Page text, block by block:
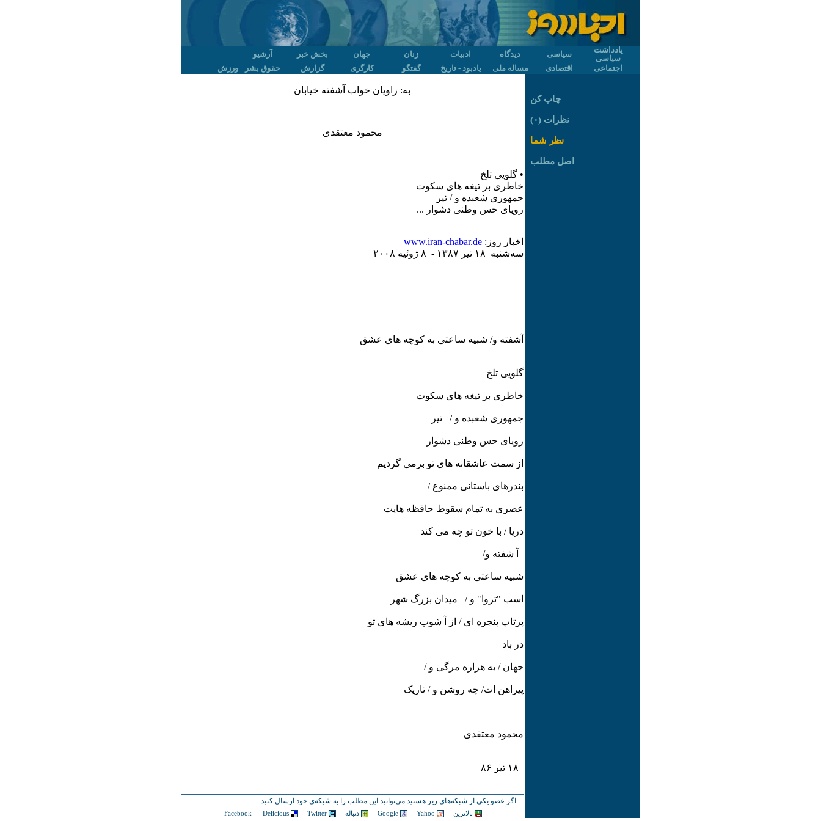
یادداشت
سیاسی
سیاسی دیدگاه ادبیات زنان جهان بخش خبر
آرشیو
اجتماعی
اقتصادی مساله ملی یادبود - تاریخ گفتگو کارگری گزارش حقوق بشر ورزش
به: راویان خواب آشفته خیابان
محمود معتقدی
• گلویی تلخ
خاطری بر تیغه های سکوت
جمهوری شعبده و / تیر
رویای حس وطنی دشوار ...
اخبار روز:www.iran-chabar.de
سه‌شنبه ۱٨ تير ۱٣٨۷ - ٨ ژوئيه ۲۰۰٨
آشفته و/ شبیه ساعتی به کوچه های عشق
گلویی تلخ
خاطری بر تیغه های سکوت
جمهوری شعبده و / تیر
رویای حس وطنی دشوار
از سمت عاشقانه های تو برمی گردیم
بندرهای باستانی ممنوع /
عصری به تمام سقوط حافظه هایت
دریا / با خون تو چه می کند
آ شفته و/
شبیه ساعتی به کوچه های عشق
اسب "تروا" و / میدان بزرگ شهر
پرتاپ پنجره ای / از آ شوب ریشه های تو
در باد
جهان / به هزاره مرگی و /
پیراهن ات/ چه روشن و / تاریک
محمود معتقدی
اگر عضو یکی از شبکه‌های زیر هستید می‌توانید این مطلب را به شبکه‌ی خود ارسال کنید:
Facebook Delicious Twitter Google Yahoo
چاپ کن
نظرات (۰)
نظر شما
اصل مطلب